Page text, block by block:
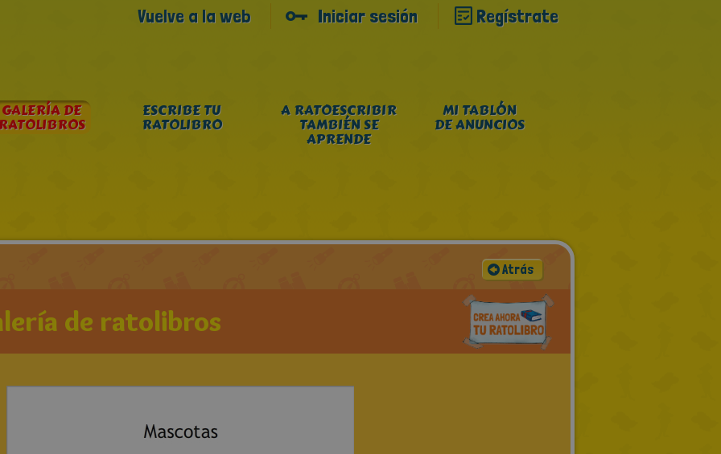
Vuelve a la web Iniciar sesión Regístrate
GALERÍA DE ESCRIBE TU
RATOLIBRO
A RATOESCRIBIR
TAMBIÉN SE
APRENDE
MI TABLÓN
DE ANUNCIOS
de ratolibros
Atrás